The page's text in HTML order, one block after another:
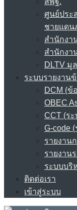
ศูนย์ประ
ชายแดน
สำนักงา
สำนักงา
DLTV มู
ระบบรายงาน
DCM (ข้
OBEC
CCT (ร
G-code
รายงาน
รายงาน
ระบบบริ
ติดต่อเรา
เข้าสู่ระบบ